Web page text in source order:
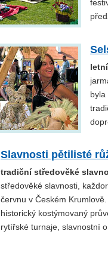
byla
Slavnosti pětilisté
tradiční středověké
středověké slavnosti,
červnu v Českém
historický kostýmovaný
rytířské turnaje, slavnostní